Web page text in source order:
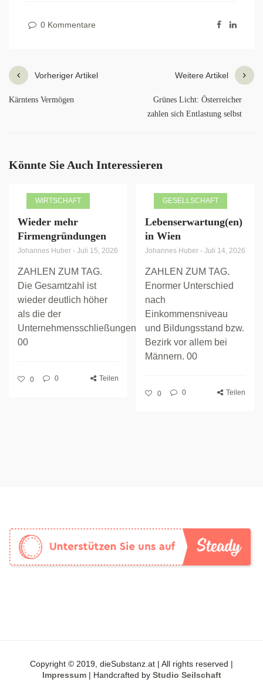
0 Kommentare
Vorheriger Artikel
Kärntens Vermögen
Weitere Artikel
Grünes Licht: Österreicher
zahlen sich Entlastung selbst
Könnte Sie Auch Interessieren
WIRTSCHAFT
Wieder mehr
Firmengründungen
Johannes Huber - Juli 15, 2026
ZAHLEN ZUM TAG.
Die Gesamtzahl ist
wieder deutlich höher
als die der
Unternehmensschließungen.
00
0 0 Teilen
GESELLSCHAFT
Lebenserwartung(en)
in Wien
Johannes Huber - Juli 14, 2026
ZAHLEN ZUM TAG.
Enormer Unterschied
nach
Einkommensniveau
und Bildungsstand bzw.
Bezirk vor allem bei
Männern. 00
0 0 Teilen
Copyright © 2019, dieSubstanz.at | All rights reserved |
Impressum| Handcrafted by Studio Seilschaft